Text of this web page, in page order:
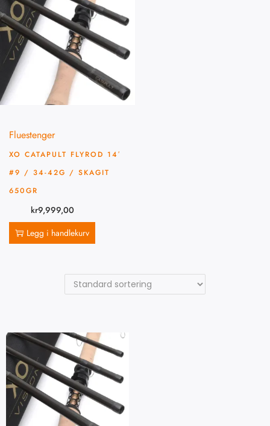
Fluestenger
XO CATAPULT FLYROD 14′
#9 / 34-42G / SKAGIT
650GR
kr9,999,00
Legg i handlekurv